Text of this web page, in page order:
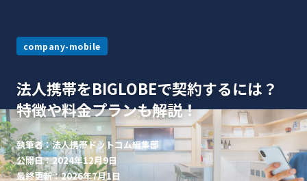
company-mobile
法人携帯をBIGLOBEで契約するには？
特徴や料金プランも解説！
執筆者：法人携帯ドットコム編集部
公開日：2024年12月9日
最終更新：2026年7月1日